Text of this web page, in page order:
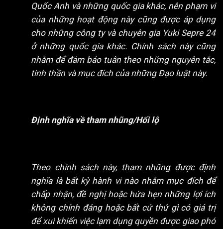
Quốc Anh và những quốc gia khác, nên phạm vi
của những hoạt động này cũng được áp dụng
cho những công ty và chuyên gia Yuki Sepre 24
ở những quốc gia khác. Chính sách này cũng
nhằm để đảm bảo tuân theo những nguyên tắc,
tinh thần và mục đích của những Đạo luật này.
Định nghĩa về tham nhũng/Hối lộ
Theo chính sách này, tham nhũng được định
nghĩa là bất kỳ hành vi nào nhằm mục đích để
chấp nhận, đề nghị hoặc hứa hẹn những lợi ích
không chính đáng hoặc bất cứ thứ gì có giá trị
để xui khiến việc lạm dụng quyền được giao phó